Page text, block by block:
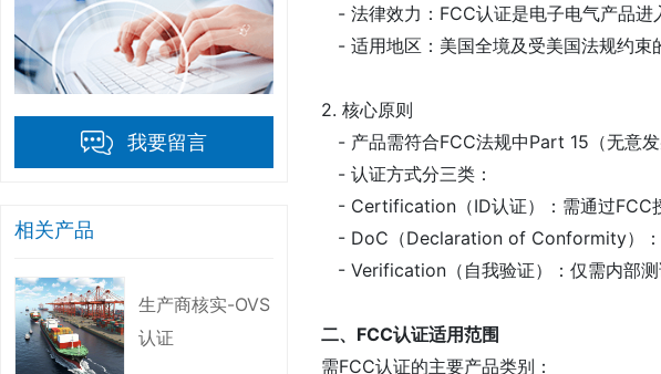
我要留言
相关产品
生产商核实-OVS
认证
- 法律效力：FCC认证是电子电气产品进
- 适用地区：美国全境及受美国法规约束
2. 核心原则
- 产品需符合FCC法规中Part 15（无意
- 认证方式分三类：
- Certification（ID认证）：需通过FCC
- DoC（Declaration of Conformity）：
- Verification（自我验证）：仅需内部
二、FCC认证适用范围
需FCC认证的主要产品类别：